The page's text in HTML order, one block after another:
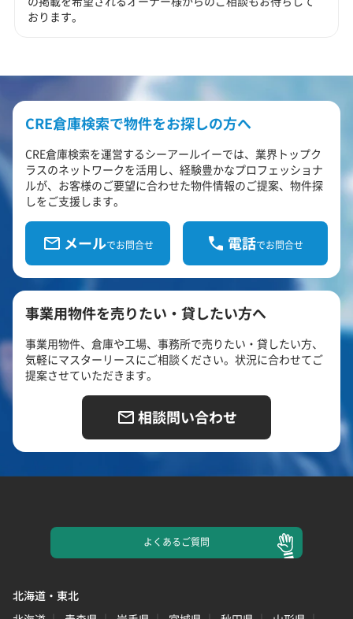
おります。
CRE倉庫検索で物件をお探しの方へ
CRE倉庫検索を運営するシーアールイーでは、業界トップク
ラスのネットワークを活用し、経験豊かなプロフェッショナ
ルが、お客様のご要望に合わせた物件情報のご提案、物件探
しをご支援します。
メールでお問合せ 電話でお問合せ
事業用物件を売りたい・貸したい方へ
事業用物件、倉庫や工場、事務所で売りたい・貸したい方、
気軽にマスターリースにご相談ください。状況に合わせてご
提案させていただきます。
相談問い合わせ
よくあるご質問
北海道・東北